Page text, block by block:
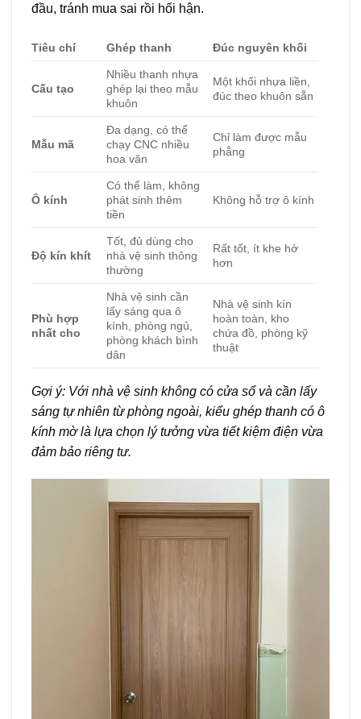
đầu, tránh mua sai rồi hối hận.
Tiêu chí Ghép thanh Đúc nguyên khối
Cấu tạo
Nhiều thanh nhựa
ghép lại theo mẫu
khuôn
Một khối nhựa liền,
đúc theo khuôn sẵn
Mẫu mã
Đa dạng, có thể
chạy CNC nhiều
hoa văn
Chỉ làm được mẫu
phẳng
Ô kính
Có thể làm, không
phát sinh thêm
tiền
Không hỗ trợ ô kính
Độ kín khít
Tốt, đủ dùng cho
nhà vệ sinh thông
thường
Rất tốt, ít khe hở
hơn
Phù hợp
nhất cho
Nhà vệ sinh cần
lấy sáng qua ô
kính, phòng ngủ,
phòng khách bình
dân
Nhà vệ sinh kín
hoàn toàn, kho
chứa đồ, phòng kỹ
thuật
Gợi ý: Với nhà vệ sinh không có cửa sổ và cần lấy
sáng tự nhiên từ phòng ngoài, kiểu ghép thanh có ô
kính mờ là lựa chọn lý tưởng vừa tiết kiệm điện vừa
đảm bảo riêng tư.